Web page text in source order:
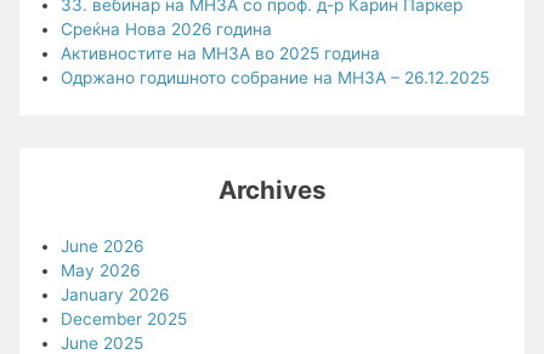
33. вебинар на МНЗА со проф. д-р Карин Паркер
Среќна Нова 2026 година
Активностите на МНЗА во 2025 година
Одржано годишното собрание на МНЗА – 26.12.2025
Archives
June 2026
May 2026
January 2026
December 2025
June 2025